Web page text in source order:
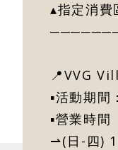
▴指定消費
📍VVG
▪活動期
▪營業時間
⇀(日-四)